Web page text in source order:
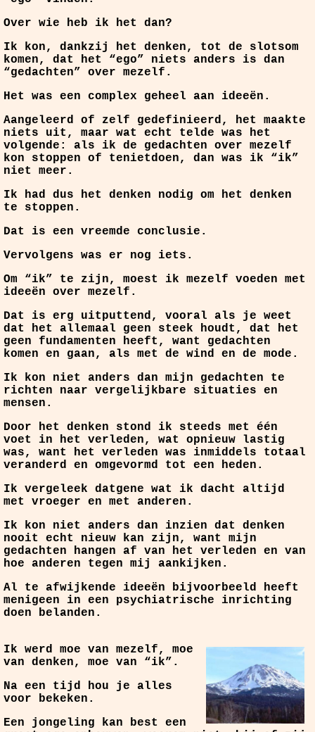
Over wie heb ik het dan?
Ik kon, dankzij het denken, tot de slotsom
komen, dat het “ego” niets anders is dan
“gedachten” over mezelf.
Het was een complex geheel aan ideeën.
Aangeleerd of zelf gedefinieerd, het maakte
niets uit, maar wat echt telde was het
volgende: als ik de gedachten over mezelf
kon stoppen of tenietdoen, dan was ik “ik”
niet meer.
Ik had dus het denken nodig om het denken
te stoppen.
Dat is een vreemde conclusie.
Vervolgens was er nog iets.
Om “ik” te zijn, moest ik mezelf voeden met
ideeën over mezelf.
Dat is erg uitputtend, vooral als je weet
dat het allemaal geen steek houdt, dat het
geen fundamenten heeft, want gedachten
komen en gaan, als met de wind en de mode.
Ik kon niet anders dan mijn gedachten te
richten naar vergelijkbare situaties en
mensen.
Door het denken stond ik steeds met één
voet in het verleden, wat opnieuw lastig
was, want het verleden was inmiddels totaal
veranderd en omgevormd tot een heden.
Ik vergeleek datgene wat ik dacht altijd
met vroeger en met anderen.
Ik kon niet anders dan inzien dat denken
nooit echt nieuw kan zijn, want mijn
gedachten hangen af van het verleden en van
hoe anderen tegen mij aankijken.
Al te afwijkende ideeën bijvoorbeeld heeft
menigeen in een psychiatrische inrichting
doen belanden.
Ik werd moe van mezelf, moe
van denken, moe van “ik”.
Na een tijd hou je alles
voor bekeken.
Een jongeling kan best een